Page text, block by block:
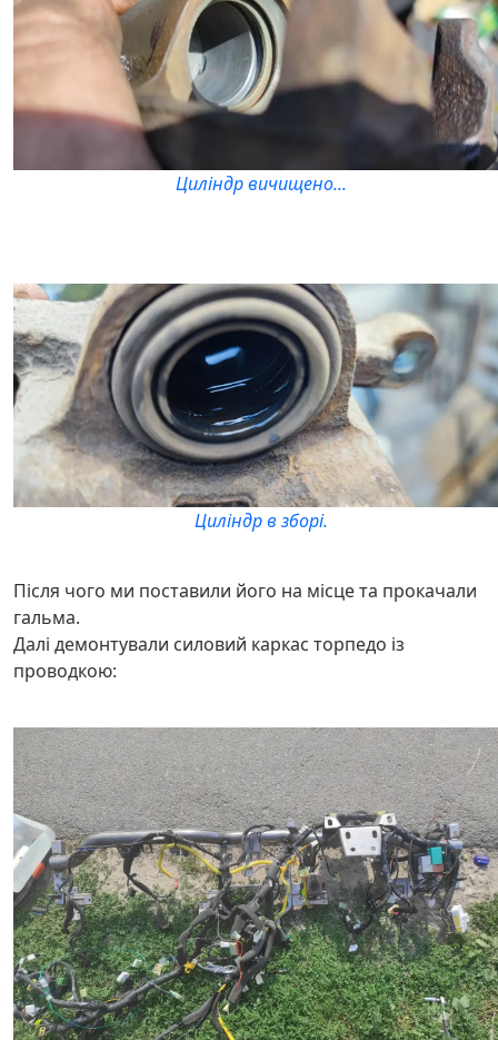
Циліндр вичищено...
Циліндр в зборі.
Після чого ми поставили його на місце та прокачали
гальма.
Далі демонтували силовий каркас торпедо із
проводкою: